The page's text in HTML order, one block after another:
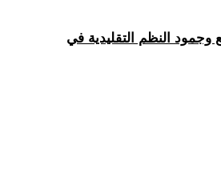
وجمود النظم التقليدية في